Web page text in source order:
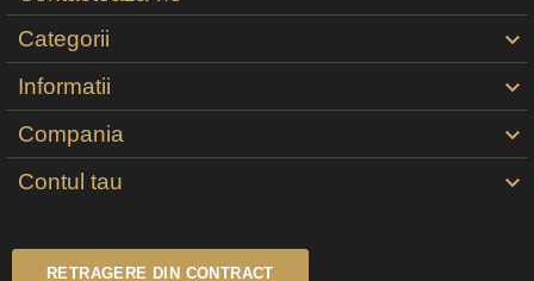
Categorii

Informatii 
Compania 
Contul tau 
RETRAGERE DIN CONTRACT